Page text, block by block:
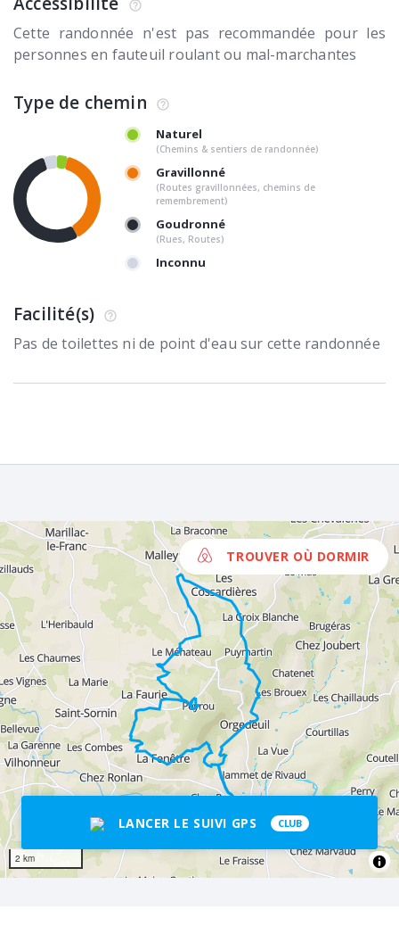
Cette randonnée n'est pas recommandée pour les
personnes en fauteuil roulant ou mal-marchantes
Type de chemin
Naturel
(Chemins & sentiers de randonnée)
Gravillonné
(Routes gravillonnées, chemins de
remembrement)
Goudronné
(Rues, Routes)
Inconnu
Facilité(s)
Pas de toilettes ni de point d'eau sur cette randonnée
2 km
TROUVER OÙ DORMIR
LANCER LE SUIVI GPS CLUB